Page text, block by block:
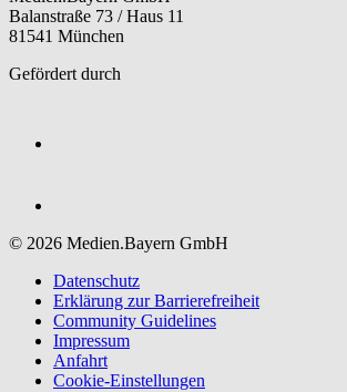
Balanstraße 73 / Haus 11
81541 München
Gefördert durch
© 2026 Medien.Bayern GmbH
Datenschutz
Erklärung zur Barriere­freiheit
Community Guidelines
Impressum
Anfahrt
Cookie-Einstellungen